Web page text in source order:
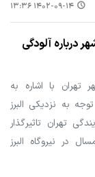
۱۴۰۲-۰۹-۱۴ ۱۳:۳۶
درباره آلودگی
تهران با اشاره به
به نزدیکی البرز
تهران تاثیرگذار
در نیروگاه البرز